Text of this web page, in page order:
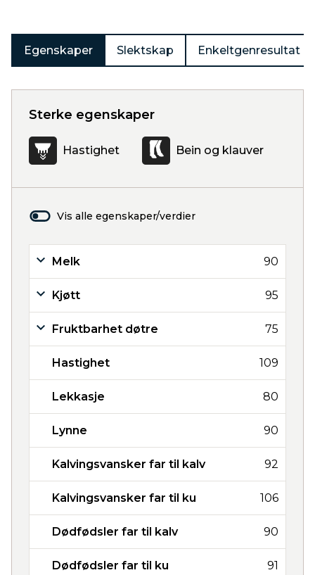
Egenskaper Slektskap Enkeltgenresultat
Sterke egenskaper
Hastighet Bein og klauver
Vis alle egenskaper/verdier
Melk 90
Kjøtt 95
Fruktbarhet døtre 75
Hastighet 109
Lekkasje 80
Lynne 90
Kalvingsvansker far til kalv 92
Kalvingsvansker far til ku 106
Dødfødsler far til kalv 90
Dødfødsler far til ku 91